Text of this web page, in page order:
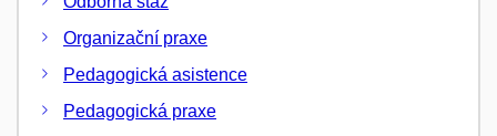
Organizační praxe
Pedagogická asistence
Pedagogická praxe